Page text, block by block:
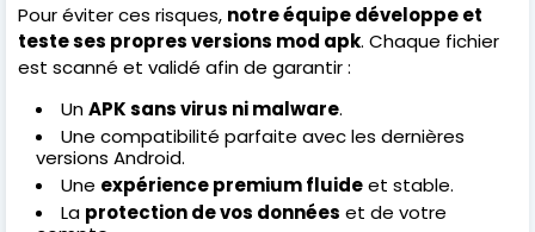
Pour éviter ces risques, notre équipe développe et
teste ses propres versions mod apk. Chaque fichier
est scanné et validé afin de garantir :
UnAPK sans virus ni malware.
Une compatibilité parfaite avec les dernières
versions Android.
Une expérience premium fluideet stable.
La protection de vos données et de votre